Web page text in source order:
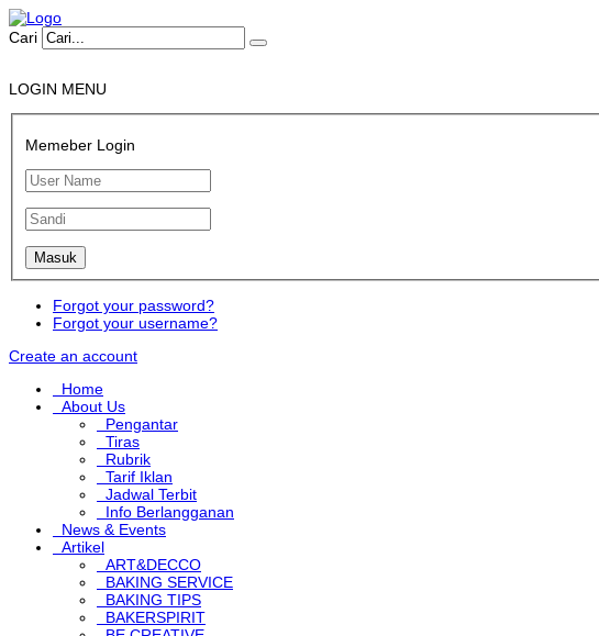
Cari
LOGIN MENU
Memeber Login
Forgot your password?
Forgot your username?
Create an account
Home
About Us
Pengantar
Tiras
Rubrik
Tarif Iklan
Jadwal Terbit
Info Berlangganan
News & Events
Artikel
ART&DECCO
BAKING SERVICE
BAKING TIPS
BAKERSPIRIT